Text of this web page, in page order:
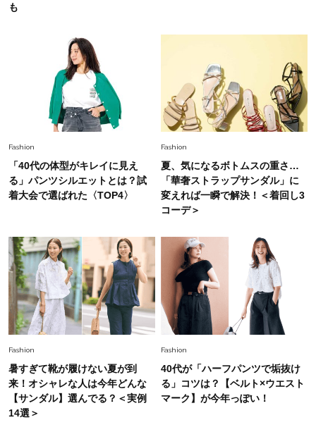
ワンピ」5選
Fashion
【40代夏コーデ】猛暑でも快適＆上品に！体型
カバーも叶う厳選アイテム〈13選〉
も
Fashion
「40代の体型がキレイに見え
る」パンツシルエットとは？試
着大会で選ばれた〈TOP4〉
Fashion
夏、気になるボトムスの重さ…
「華奢ストラップサンダル」に
変えれば一瞬で解決！＜着回し3
コーデ＞
Fashion
暑すぎて靴が履けない夏が到
来！オシャレな人は今年どんな
【サンダル】選んでる？＜実例
14選＞
Fashion
40代が「ハーフパンツで垢抜け
る」コツは？【ベルト×ウエスト
マーク】が今年っぽい！